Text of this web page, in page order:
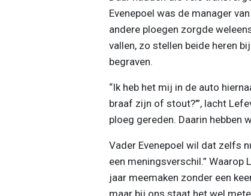
Evenepoel was de manager
andere ploegen zorgde
vallen, zo stellen beide heren
begraven.
“Ik heb het mij in de auto
braaf zijn of stout?’”, lacht
ploeg gereden. Daarin hebben
Vader Evenepoel wil dat zelfs
een meningsverschil.” Waarop
jaar meemaken zonder een
maar bij ons staat het wel